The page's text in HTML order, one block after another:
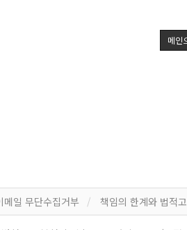
메인
메일 무단수집거부 책임의 한계와 법적